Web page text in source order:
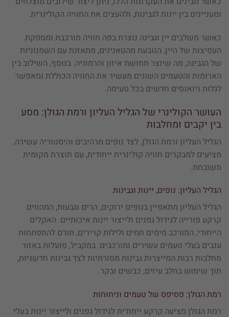
ומעניינים בין יינות לגבינות, ולהעצים את החוויה הקולינרית.
כאשר משלבים יין וגבינה נוצרת בפה חוויה מורכבת ומספקת.
העפיצות של היין, הנובעת מהטאנינים, מתאזנת עם השמנוניות
של הגבינה, מה שיוצר תחושת איזון והרמוניה. בנוסף, השילוב בין
הארומות והטעמים השונים מעשיר את החוויה הכוללת ומאפשר
לגלות ניואנסים חדשים בכל טעימה.​
העושר הקולינרי של הגליל העליון ורמת הגולן: מסע
בין יקבים ומחלבות
הגליל העליון ורמת הגולן, לצד נופים מרהיבים והיסטוריה עשירה,
מציעים למבקרים חוויה קולינרית ייחודית, עם תוצרת מקומית
משובחת.​
הגליל העליון: נופים, יינות וגבינות
הגליל העליון מתאפיין בנופים ירוקים, הרים וגבעות, המהווים
קרקע פורייה לגידול גפנים ולייצור יינות איכותיים. האקלים
הייחודי, המורכב מימים חמים ולילות קרירים, תורם להתפתחות
ענבים בעלי טעמים עשירים ומורכבים. במקביל, פועלות באזור
מחלבות רבות המייצרות גבינות מסורתיות לצד גבינות חדשניות,
תוך שימוש בחלב עיזים, כבשים ובקר.
רמת הגולן: פסיפס של טעמים וניחוחות
רמת הגולן מציעה קרקע ייחודית לגידול גפנים ולייצור יינות בעלי